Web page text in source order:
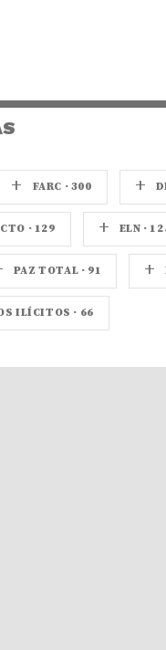
+ FARC · 300 +
· 129 + ELN ·
PAZ TOTAL · 91 +
ILÍCITOS · 66